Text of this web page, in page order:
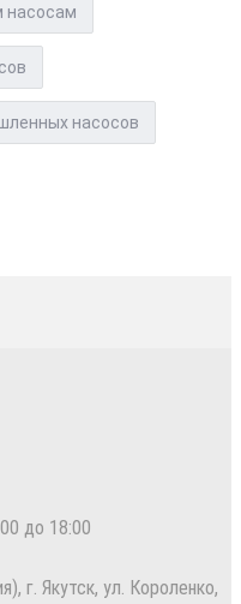
насосам
насосов
до 18:00
г. Якутск, ул. Короленко,